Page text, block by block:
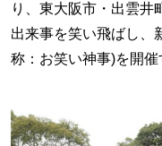
り、東大阪市・出雲井
出来事を笑い飛ばし、
称：お笑い神事)を開催